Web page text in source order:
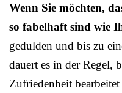
Wenn Sie möchten,
so fabelhaft sind wie
gedulden und bis zu
dauert es in der Regel,
Zufriedenheit bearbeitet